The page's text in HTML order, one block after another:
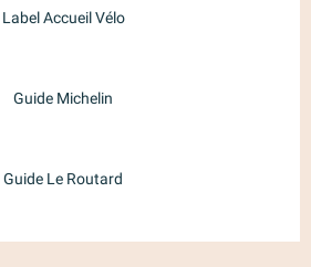
Label Accueil Vélo
Guide Michelin
Guide Le Routard